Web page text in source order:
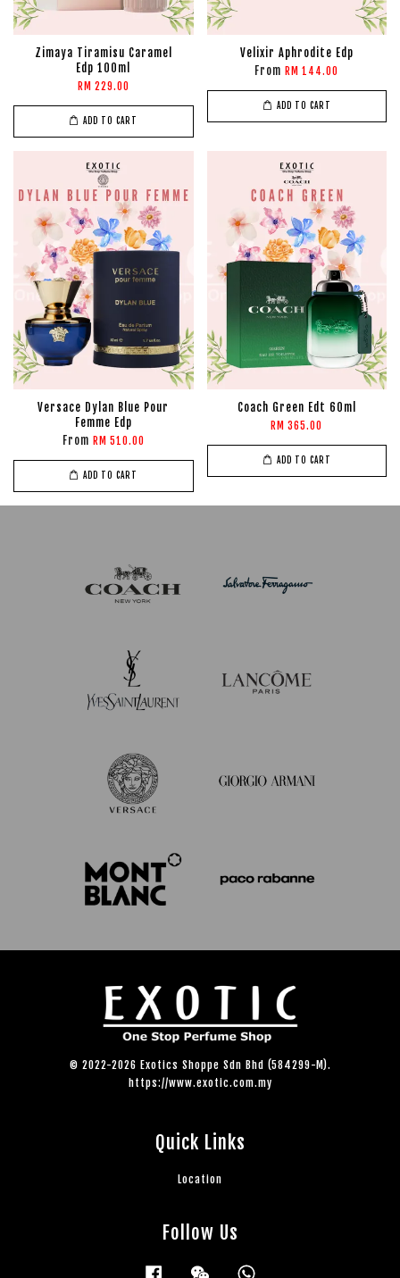
Zimaya Tiramisu Caramel
Edp 100ml
RM 229.00
ADD TO CART
Velixir Aphrodite Edp
From RM 144.00
ADD TO CART
Versace Dylan Blue Pour
Femme Edp
From RM 510.00
ADD TO CART
Coach Green Edt 60ml
RM 365.00
ADD TO CART
© 2022-2026 Exotics Shoppe Sdn Bhd (584299-M).
https://www.exotic.com.my
Quick Links
Location
Follow Us
Facebook Wechat